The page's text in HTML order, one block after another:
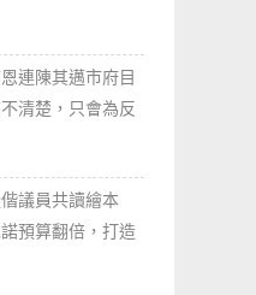
連陳其邁市府目
清楚，只會為反
偕議員共讀繪本
預算翻倍，打造